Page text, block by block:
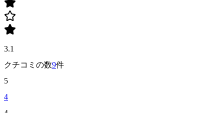
3.1
クチコミの数9件
5
4